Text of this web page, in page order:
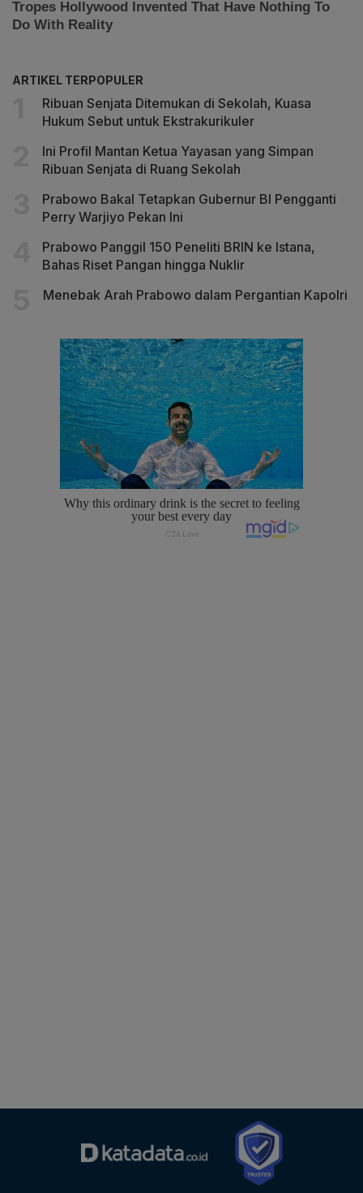
ARTIKEL TERPOPULER
Ribuan Senjata Ditemukan di Sekolah, Kuasa
Hukum Sebut untuk Ekstrakurikuler
Ini Profil Mantan Ketua Yayasan yang Simpan
Ribuan Senjata di Ruang Sekolah
Prabowo Bakal Tetapkan Gubernur BI Pengganti
Perry Warjiyo Pekan Ini
Prabowo Panggil 150 Peneliti BRIN ke Istana,
Bahas Riset Pangan hingga Nuklir
Menebak Arah Prabowo dalam Pergantian Kapolri